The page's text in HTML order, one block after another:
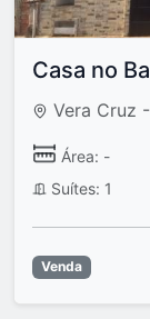
Casa no
Vera Cruz
Área: -
Suítes: 1
Venda